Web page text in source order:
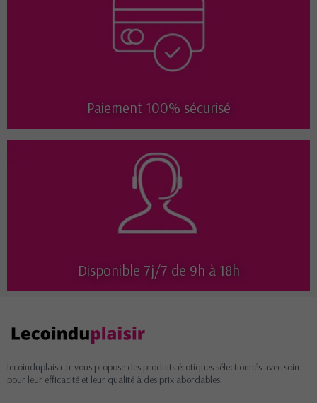
Paiement 100% sécurisé
Disponible 7j/7 de 9h à 18h
lecoinduplaisir.fr vous propose des produits érotiques sélectionnés avec soin
pour leur efficacité et leur qualité à des prix abordables.